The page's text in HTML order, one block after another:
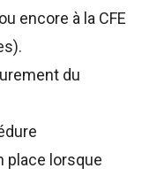
encore à la CFE
du
place lorsque